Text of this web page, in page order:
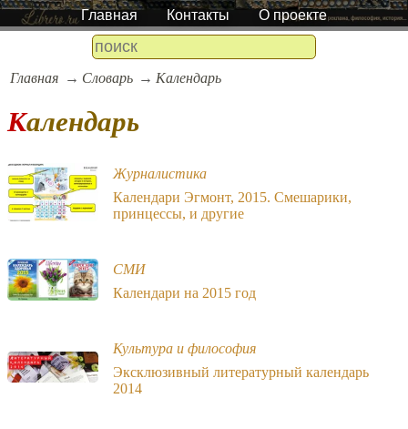
Главная Контакты О проекте
Главная Словарь Календарь
Календарь
Журналистика
Календари Эгмонт, 2015. Смешарики,
принцессы, и другие
СМИ
Календари на 2015 год
Культура и философия
Эксклюзивный литературный календарь
2014